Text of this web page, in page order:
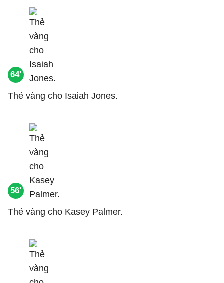
64'
Thẻ vàng cho Isaiah Jones.
56'
Thẻ vàng cho Kasey Palmer.